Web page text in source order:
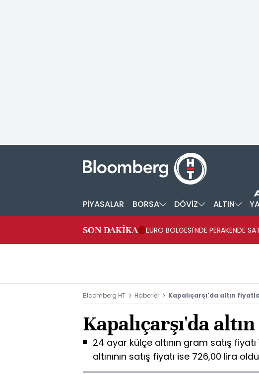
PİYASALAR BORSA DÖVİZ ALTIN
SON DAKİKA
EURO BÖLGESİ'NDE PERAKENDE
Bloomberg HT Haberler Kapalıçarşı'da altın
Kapalıçarşı'da
24 ayar külçe altının gram satış
altınının satış fiyatı ise 726,00 lira oldu